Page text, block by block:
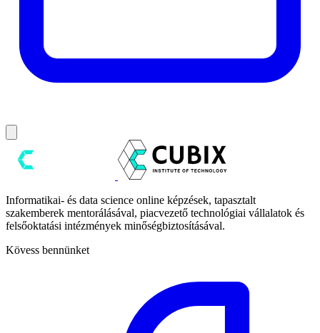
Informatikai- és data science online képzések, tapasztalt
szakemberek mentorálásával, piacvezető technológiai vállalatok és
felsőoktatási intézmények minőségbiztosításával.
Kövess bennünket